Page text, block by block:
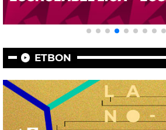
ETBON